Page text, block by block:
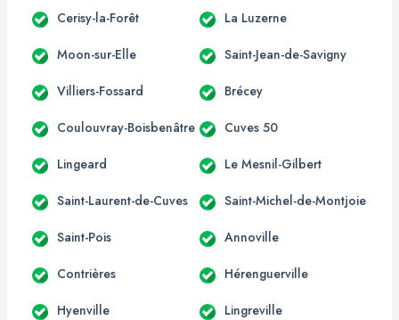
Cerisy-la-Forêt La Luzerne
Moon-sur-Elle Saint-Jean-de-Savigny
Villiers-Fossard Brécey
Coulouvray-Boisbenâtre Cuves 50
Lingeard Le Mesnil-Gilbert
Saint-Laurent-de-Cuves Saint-Michel-de-Montjoie
Saint-Pois Annoville
Contrières Hérenguerville
Hyenville Lingreville